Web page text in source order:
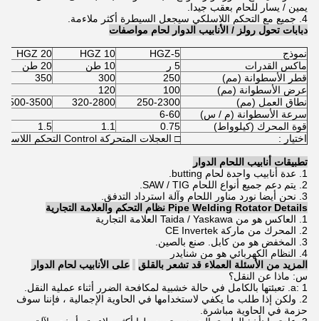
يمين / يسار للحام بعقب جيدا.
4. جميع مع التحكم اللاسلكي سيجعل السيطرة أكثر ملاءمة.
دبابات تحول رولز / الأنابيب الدوار لحام مواصفات
نموذج HGZ-5
HGZ 10
HGZ 20
ماكس القدرات
5 ر 10 طن
20 طن
قطر الأسطوانة (مم)
250
300
350
عرض الأسطوانة (مم)
100
120
نطاق العمل (مم)
250-2300
320-2800
500-3500
سرعة الأسطوانة (م / س)
6-60
قوة المحرك (كيلوواط)
0.75
1.1
1.5
اختيار :
□ العجلات المتحركة Control التحكم اللاسلكي Control التحكم عن بعد
تطبيقات أنابيب اللحام الدوار
1. عدة أنابيب واحدة لحام butting.
2. يتم دعم جميع أنواع اللحام SAW / TIG.
3. نحن أيضا نورد مناور اللحام وآلة استرداد التدفق.
Pipe Welding Rotator Details نظام التحكم والعلامة التجارية
1. العاكس هو من Taida / Yaskawa العلامة التجارية
2. المحرك من ماركة CE Invertek
3. المخفض هو من كابل. صنع بالصين.
4. النظام الكهربائي هو من شنايدر
المزيد من الأسئلة العملاء قد تشعر بالقلق
على الأنابيب لحام الدوار
س: ماذا عن النقل؟
a: 1. تعبئتها بالكامل في حالة خشبية لمكافحة الضرر أثناء عملية النقل.
2. ولكن إذا طلب ما يكفي لاستخدامها في الحاوية الإجمالية ، فإننا سوف
حزمة في الحاوية مباشرة.